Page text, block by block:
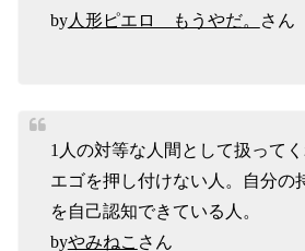
by人形ピエロ もうやだ。 さん
1人の対等な人間として扱って
エゴを押し付けない人。自分の
を自己認知できている人。
byやみねこ さん